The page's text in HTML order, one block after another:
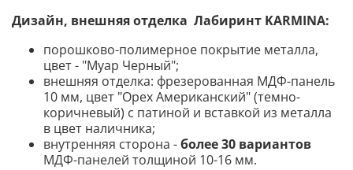
Дизайн, внешняя отделка Лабиринт KARMINA:
порошково-полимерное покрытие металла,
цвет - "Муар Черный";
внешняя отделка: фрезерованная МДФ-панель
10 мм, цвет "Орех Американский" (темно-
коричневый) с патиной и вставкой из металла
в цвет наличника;
внутренняя сторона -более 30 вариантов
МДФ-панелей толщиной 10-16 мм.